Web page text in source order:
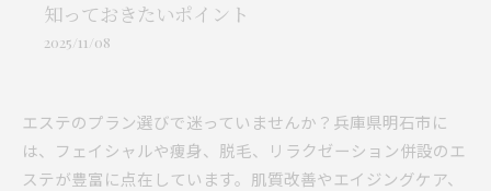
知っておきたいポイント
2025/11/08
エステのプラン選びで迷っていませんか？兵庫県明石市に
は、フェイシャルや痩身、脱毛、リラクゼーション併設のエ
ステが豊富に点在しています。肌質改善やエイジングケア、